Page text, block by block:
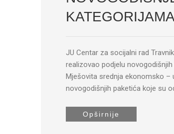
KATEGORIJAMA
JU Centar za socijalni rad
realizovao podjelu
Mješovita srednja ekonomsko –
novogodišnjih paketića koje su
Opširnije